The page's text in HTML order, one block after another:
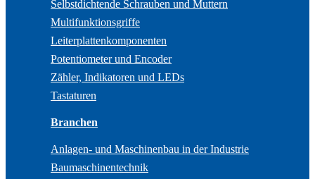
Selbstdichtende Schrauben und Muttern
Multifunktionsgriffe
Leiterplattenkomponenten
Potentiometer und Encoder
Zähler, Indikatoren und LEDs
Tastaturen
Branchen
Anlagen- und Maschinenbau in der Industrie
Baumaschinentechnik